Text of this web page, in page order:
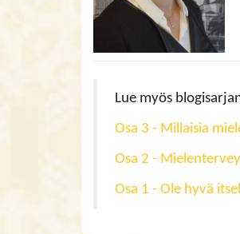
Lue myös
Osa 3 - Millaisia
Osa 2 -
Osa 1 - Ole hyvä